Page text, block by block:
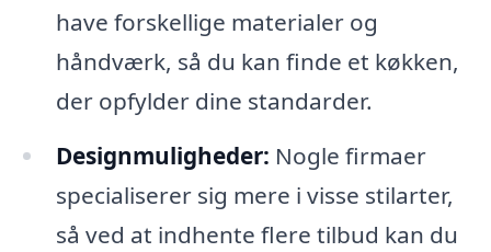
have forskellige materialer og
håndværk, så du kan finde et køkken,
der opfylder dine standarder.
Designmuligheder: Nogle firmaer
specialiserer sig mere i visse stilarter,
så ved at indhente flere tilbud kan du